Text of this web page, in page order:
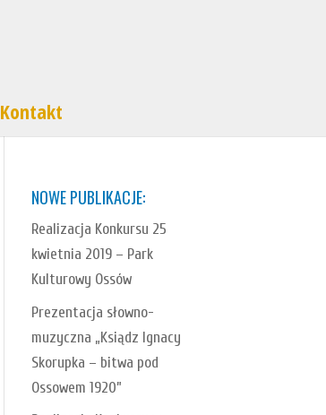
Kontakt
NOWE PUBLIKACJE:
Realizacja Konkursu 25
kwietnia 2019 – Park
Kulturowy Ossów
Prezentacja słowno-
muzyczna „Ksiądz Ignacy
Skorupka – bitwa pod
Ossowem 1920”